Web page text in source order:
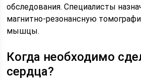
обследования. Специалисты
магнитно-резонансную
мышцы.
Когда необходимо
сердца?